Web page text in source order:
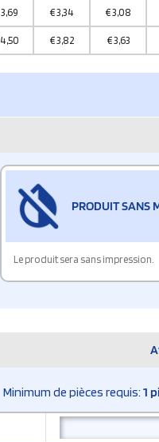
3,69 €3,34 €3,08
4,50 €3,82 €3,63
PRODUIT SANS
Le produit sera sans impression.
Minimum de pièces requis: 1